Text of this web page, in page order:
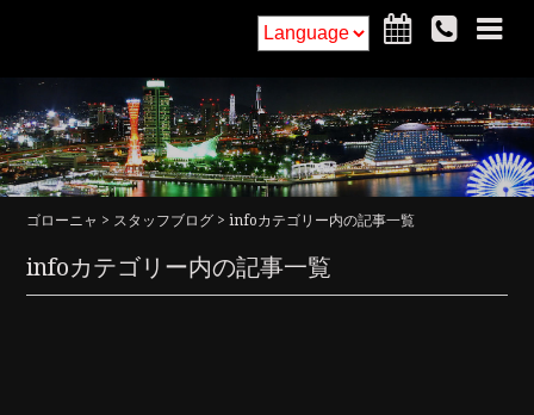
ホーム フードメニュー
ドリンクメニュー インテリア
ご予約 求人
ゴローニャ > スタッフブログ > infoカテゴリー内の記事一覧
infoカテゴリー内の記事一覧